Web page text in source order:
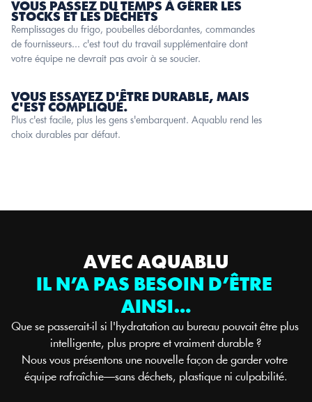
VOUS PASSEZ DU TEMPS À GÉRER LES
STOCKS ET LES DÉCHETS
Remplissages du frigo, poubelles débordantes, commandes
de fournisseurs... c'est tout du travail supplémentaire dont
votre équipe ne devrait pas avoir à se soucier.
VOUS ESSAYEZ D'ÊTRE DURABLE, MAIS
C'EST COMPLIQUÉ.
Plus c'est facile, plus les gens s'embarquent. Aquablu rend les
choix durables par défaut.
AVEC AQUABLU
IL N’A PAS BESOIN D’ÊTRE
AINSI…
Que se passerait-il si l'hydratation au bureau pouvait être plus
intelligente, plus propre et vraiment durable ?
Nous vous présentons une nouvelle façon de garder votre
équipe rafraîchie—sans déchets, plastique ni culpabilité.